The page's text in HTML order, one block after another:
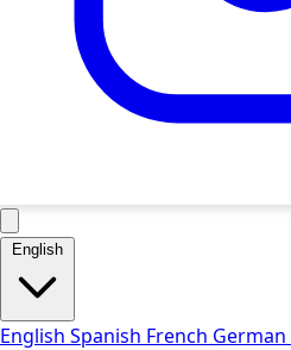
English
English Spanish French German